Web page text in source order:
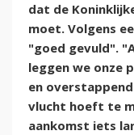
dat de
moet. Volgens
"goed gevuld".
leggen we onze
en
vlucht hoeft te
aankomst iets